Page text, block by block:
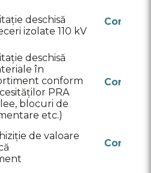
deschisă
izolate 110 kV
Conform
deschisă
în
conform
PRA
blocuri de
etc.)
Conform
de valoare
Conform